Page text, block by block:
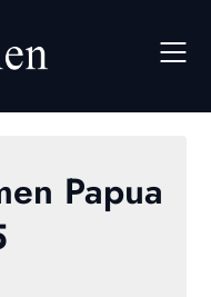
Papua